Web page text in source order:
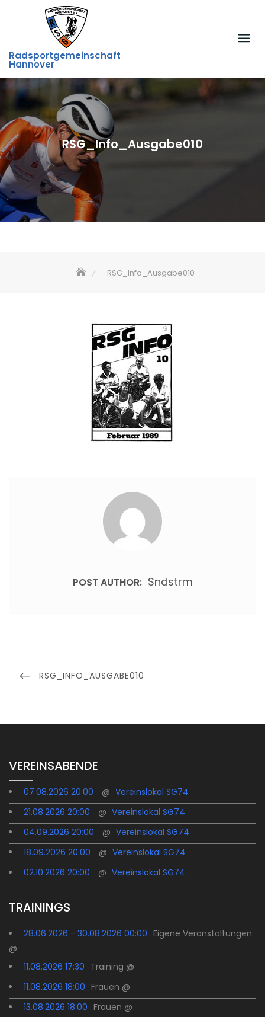
Radsportgemeinschaft
Hannover
RSG_Info_Ausgabe010
RSG_Info_Ausgabe010
POST AUTHOR: Sndstrm
PREVIOUS
RSG_INFO_AUSGABE010
VEREINSABENDE
07.08.2026 20:00 @ Vereinslokal SG74
21.08.2026 20:00
@ Vereinslokal SG74
04.09.2026 20:00
@ Vereinslokal SG74
18.09.2026 20:00
@ Vereinslokal SG74
02.10.2026 20:00
@ Vereinslokal SG74
TRAININGS
28.06.2026 - 30.08.2026 00:00 Eigene Veranstaltungen
@
11.08.2026 17:30 Training @
11.08.2026 18:00 Frauen @
13.08.2026 18:00 Frauen @